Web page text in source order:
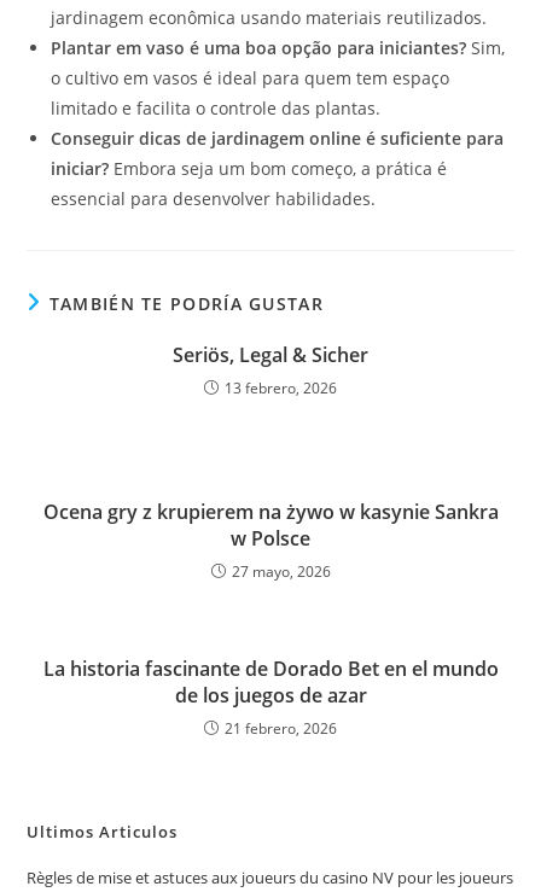
jardinagem econômica usando materiais reutilizados.
Plantar em vaso é uma boa opção para iniciantes? Sim,
o cultivo em vasos é ideal para quem tem espaço
limitado e facilita o controle das plantas.
Conseguir dicas de jardinagem online é suficiente para
iniciar? Embora seja um bom começo, a prática é
essencial para desenvolver habilidades.
TAMBIÉN TE PODRÍA GUSTAR
Seriös, Legal & Sicher
13 febrero, 2026
Ocena gry z krupierem na żywo w kasynie Sankra
w Polsce
27 mayo, 2026
La historia fascinante de Dorado Bet en el mundo
de los juegos de azar
21 febrero, 2026
Ultimos Articulos
Règles de mise et astuces aux joueurs du casino NV pour les joueurs